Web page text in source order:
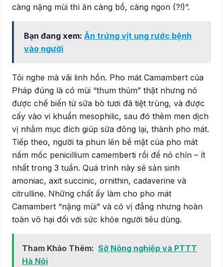
càng nặng mùi thì ăn càng bổ, càng ngon (?!)”.
Bạn đang xem:Ăn trứng vịt ung rước bệnh
vào người
Tôi nghe mà vãi linh hồn. Pho mát Camambert của
Pháp đúng là có mùi “thum thủm” thật nhưng nó
được chế biến từ sữa bò tươi đã tiệt trùng, và được
cấy vào vi khuẩn mesophilic, sau đó thêm men dịch
vị nhằm mục đích giúp sữa đông lại, thành pho mát.
Tiếp theo, người ta phun lên bề mặt của pho mát
nấm mốc penicillium camemberti rồi để nó chín – ít
nhất trong 3 tuần. Quá trình này sẽ sản sinh
amoniac, axit succinic, ornithin, cadaverine và
citrulline. Những chất ấy làm cho pho mát
Camambert “nặng mùi” và có vị đắng nhưng hoàn
toàn vô hại đối với sức khỏe người tiêu dùng.
Tham Khảo Thêm: Sở Nông nghiệp và PTTT
Hà Nội